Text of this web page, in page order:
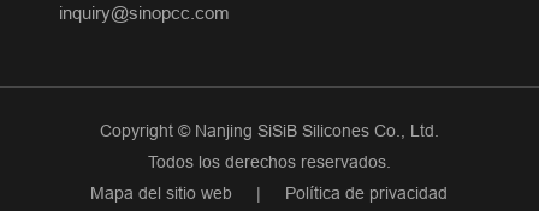
inquiry@sinopcc.com
Copyright © Nanjing SiSiB Silicones Co., Ltd.
Todos los derechos reservados.
Mapa del sitio web
| Política de privacidad